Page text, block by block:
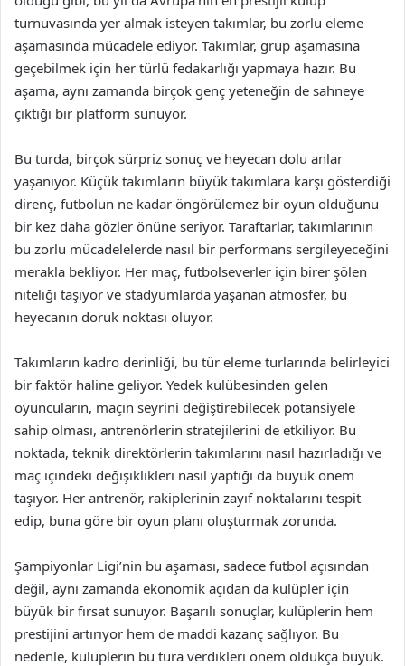
turnuvasında yer almak isteyen takımlar, bu zorlu eleme
aşamasında mücadele ediyor. Takımlar, grup aşamasına
geçebilmek için her türlü fedakarlığı yapmaya hazır. Bu
aşama, aynı zamanda birçok genç yeteneğin de sahneye
çıktığı bir platform sunuyor.
Bu turda, birçok sürpriz sonuç ve heyecan dolu anlar
yaşanıyor. Küçük takımların büyük takımlara karşı gösterdiği
direnç, futbolun ne kadar öngörülemez bir oyun olduğunu
bir kez daha gözler önüne seriyor. Taraftarlar, takımlarının
bu zorlu mücadelelerde nasıl bir performans sergileyeceğini
merakla bekliyor. Her maç, futbolseverler için birer şölen
niteliği taşıyor ve stadyumlarda yaşanan atmosfer, bu
heyecanın doruk noktası oluyor.
Takımların kadro derinliği, bu tür eleme turlarında belirleyici
bir faktör haline geliyor. Yedek kulübesinden gelen
oyuncuların, maçın seyrini değiştirebilecek potansiyele
sahip olması, antrenörlerin stratejilerini de etkiliyor. Bu
noktada, teknik direktörlerin takımlarını nasıl hazırladığı ve
maç içindeki değişiklikleri nasıl yaptığı da büyük önem
taşıyor. Her antrenör, rakiplerinin zayıf noktalarını tespit
edip, buna göre bir oyun planı oluşturmak zorunda.
Şampiyonlar Ligi’nin bu aşaması, sadece futbol açısından
değil, aynı zamanda ekonomik açıdan da kulüpler için
büyük bir fırsat sunuyor. Başarılı sonuçlar, kulüplerin hem
prestijini artırıyor hem de maddi kazanç sağlıyor. Bu
nedenle, kulüplerin bu tura verdikleri önem oldukça büyük.